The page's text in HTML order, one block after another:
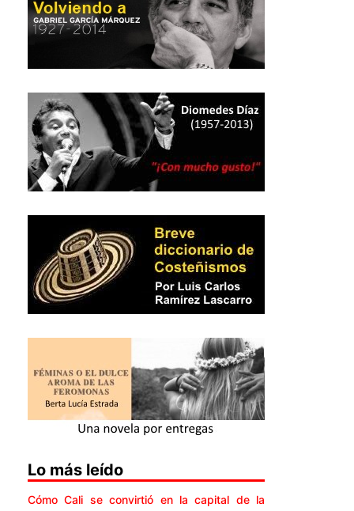
Lo más leído
Cómo Cali se convirtió en la capital de la